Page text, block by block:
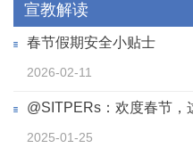
宣教解读
春节假期安全小贴士
2026-02-11
@SITPERs：欢度春节，
2025-01-25